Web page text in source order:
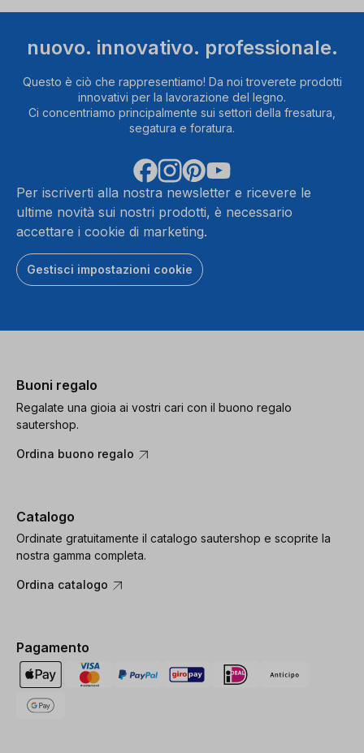
nuovo. innovativo. professionale.
Questo è ciò che rappresentiamo! Da noi troverete prodotti
innovativi per la lavorazione del legno.
Ci concentriamo principalmente sui settori della fresatura,
segatura e foratura.
Per iscriverti alla nostra newsletter e ricevere le
ultime novità sui nostri prodotti, è necessario
accettare i cookie di marketing.
Gestisci impostazioni cookie
Buoni regalo
Regalate una gioia ai vostri cari con il buono regalo
sautershop.
Ordina buono regalo
Catalogo
Ordinate gratuitamente il catalogo sautershop e scoprite la
nostra gamma completa.
Ordina catalogo
Pagamento